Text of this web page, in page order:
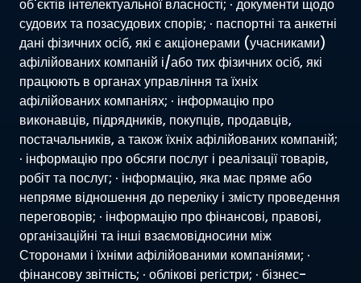
об'єктів інтелектуальної власності; · документи щодо
судових та позасудових спорів; · паспортні та анкетні
дані фізичних осіб, які є акціонерами (учасниками)
афілійованих компаній і/або тих фізичних осіб, які
працюють в органах управління та їхніх
афілійованих компаніях; · інформацію про
виконавців, підрядників, покупців, продавців,
постачальників, а також їхніх афілійованих компаній;
· інформацію про обсяги послуг і реалізації товарів,
робіт та послуг; · інформацію, яка має пряме або
непряме відношення до переліку і змісту проведення
переговорів; · інформацію про фінансові, правові,
організаційні та інші взаємовідносини між
Сторонами і їхніми афілійованими компаніями; ·
фінансову звітність; · облікові регістри; · бізнес-